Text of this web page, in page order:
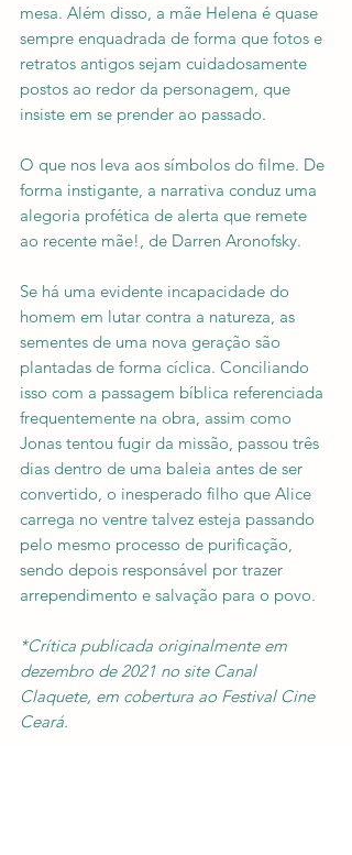
mesa. Além disso, a mãe Helena é quase
sempre enquadrada de forma que fotos e
retratos antigos sejam cuidadosamente
postos ao redor da personagem, que
insiste em se prender ao passado.
O que nos leva aos símbolos do filme. De
forma instigante, a narrativa conduz uma
alegoria profética de alerta que remete
ao recente mãe!, de Darren Aronofsky.
Se há uma evidente incapacidade do
homem em lutar contra a natureza, as
sementes de uma nova geração são
plantadas de forma cíclica. Conciliando
isso com a passagem bíblica referenciada
frequentemente na obra, assim como
Jonas tentou fugir da missão, passou três
dias dentro de uma baleia antes de ser
convertido, o inesperado filho que Alice
carrega no ventre talvez esteja passando
pelo mesmo processo de purificação,
sendo depois responsável por trazer
arrependimento e salvação para o povo.
*Crítica publicada originalmente em
dezembro de 2021 no site Canal
Claquete, em cobertura ao Festival Cine
Ceará.